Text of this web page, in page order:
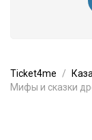
Ticket4me
Мифы и сказки